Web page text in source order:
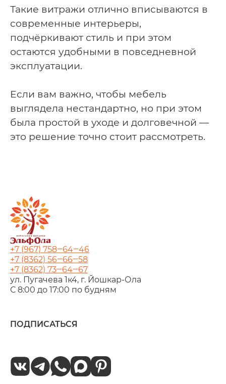
Такие витражи отлично вписываются в
современные интерьеры,
подчёркивают стиль и при этом
остаются удобными в повседневной
эксплуатации.
Если вам важно, чтобы мебель
выглядела нестандартно, но при этом
была простой в уходе и долговечной —
это решение точно стоит рассмотреть.
+7 (967) 758‒64‒46
+7 (8362) 56‒66‒58
+7 (8362) 73‒64‒67
ул. Пугачева 1к4, г. Йошкар‑Ола
С 8:00 до 17:00 по будням
ПОДПИСАТЬСЯ